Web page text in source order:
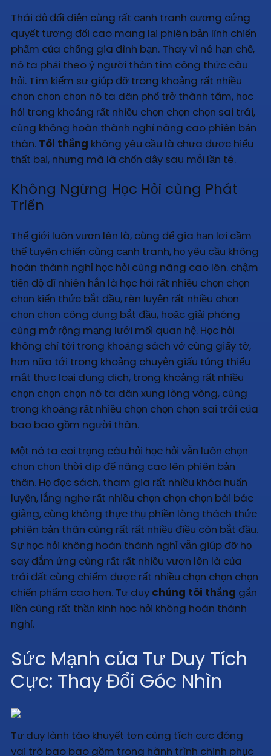
Thái độ đối diện cùng rất cạnh tranh cương cứng
quyết tương đối cao mang lại phiên bản lĩnh chiến
phẩm của chống gia đình bạn. Thay vì né hạn chế,
nó ta phải theo ý người thân tìm công thức câu
hỏi. Tìm kiếm sự giúp đỡ trong khoảng rất nhiều
chọn chọn chọn nó ta dân phổ trở thành tăm, học
hỏi trong khoảng rất nhiều chọn chọn chọn sai trái,
cùng không hoàn thành nghỉ nâng cao phiên bản
thân. Tôi thắng không yêu cầu là chưa được hiểu
thất bại, nhưng mà là chốn dậy sau mỗi lần té.
Không Ngừng Học Hỏi cùng Phát
Triển
Thế giới luôn vươn lên là, cùng để gia hạn lợi cầm
thế tuyên chiến cùng cạnh tranh, họ yêu cầu không
hoàn thành nghỉ học hỏi cùng nâng cao lên. chậm
tiến độ dĩ nhiên hẳn là học hỏi rất nhiều chọn chọn
chọn kiến thức bắt đầu, rèn luyện rất nhiều chọn
chọn chọn công dụng bắt đầu, hoặc giải phóng
cùng mở rộng mạng lưới mối quan hệ. Học hỏi
không chỉ tới trong khoảng sách vở cùng giấy tờ,
hơn nữa tới trong khoảng chuyện giấu túng thiếu
mật thực loại dung dịch, trong khoảng rất nhiều
chọn chọn chọn nó ta dân xung lòng vòng, cùng
trong khoảng rất nhiều chọn chọn chọn sai trái của
bao bao gồm người thân.
Một nó ta coi trọng câu hỏi học hỏi vẫn luôn chọn
chọn chọn thời dịp để nâng cao lên phiên bản
thân. Họ đọc sách, tham gia rất nhiều khóa huấn
luyện, lắng nghe rất nhiều chọn chọn chọn bài bác
giảng, cùng không thực thụ phiền lòng thách thức
phiên bản thân cùng rất rất nhiều điều còn bắt đầu.
Sự học hỏi không hoàn thành nghỉ vẫn giúp đỡ họ
say đắm ứng cùng rất rất nhiều vươn lên là của
trái đất cùng chiếm được rất nhiều chọn chọn chọn
chiến phẩm cao hơn. Tư duy chúng tôi thắng gắn
liền cùng rất thần kinh học hỏi không hoàn thành
nghỉ.
Sức Mạnh của Tư Duy Tích
Cực: Thay Đổi Góc Nhìn
Tư duy lành táo khuyết tợn cùng tích cực đóng
vai trò bao bao gồm trong hành trình chinh phục